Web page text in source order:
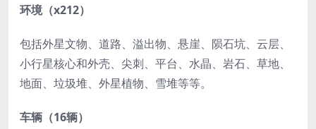
环境（x212）
包括外星文物、道路、溢出物、悬崖、陨石坑、云层、
小行星核心和外壳、尖刺、平台、水晶、岩石、草地、
地面、垃圾堆、外星植物、雪堆等等。
车辆（16辆）